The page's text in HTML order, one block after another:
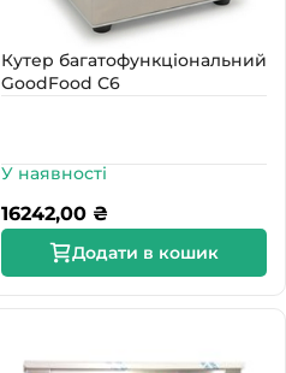
Кутер багатофункціональний
GoodFood С6
У наявності
16242,00 ₴
Додати в кошик